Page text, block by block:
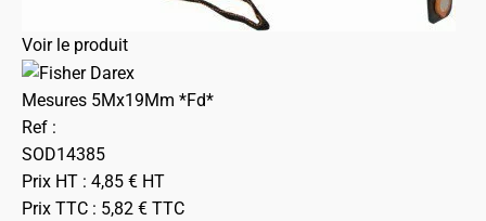
Voir le produit
Mesures 5Mx19Mm *Fd*
Ref :
SOD14385
Prix HT : 4,85 € HT
Prix TTC : 5,82 € TTC